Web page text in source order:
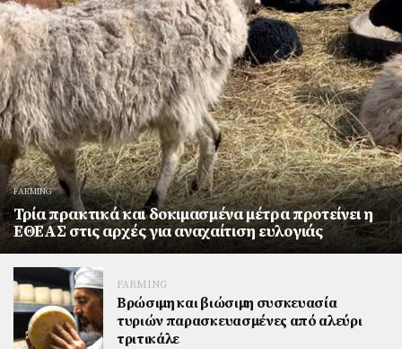
FARMING
Τρία πρακτικά και δοκιμασμένα μέτρα προτείνει η
ΕΘΕΑΣ στις αρχές για αναχαίτιση ευλογιάς
FARMING
Βρώσιμη και βιώσιμη συσκευασία
τυριών παρασκευασμένες από αλεύρι
τριτικάλε